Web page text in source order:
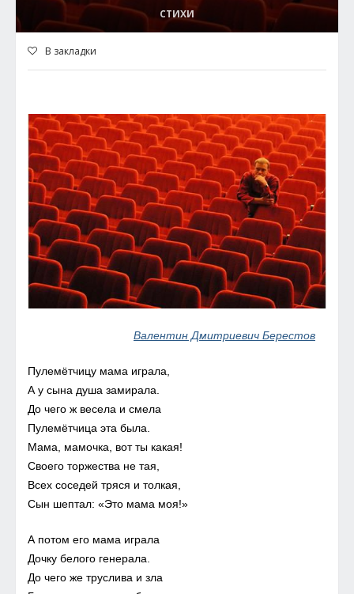
СТИХИ
В закладки
Валентин Дмитриевич Берестов
Пулемётчицу мама играла,
А у сына душа замирала.
До чего ж весела и смела
Пулемётчица эта была.
Мама, мамочка, вот ты какая!
Своего торжества не тая,
Всех соседей тряся и толкая,
Сын шептал: «Это мама моя!»
А потом его мама играла
Дочку белого генерала.
До чего же труслива и зла